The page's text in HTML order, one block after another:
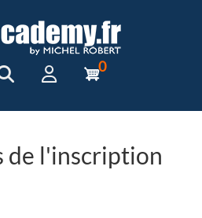
0
de l'inscription